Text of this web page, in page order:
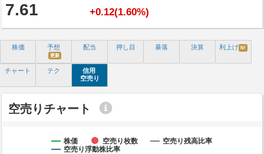
7.61 +0.12(1.60%)
株価 予想
更新
配当 押し目 暴落 決算 利上げ N!
チャート テク
信用
空売り
空売りチャート
株価 空売り枚数
空売り残高比率
空売り浮動株比率